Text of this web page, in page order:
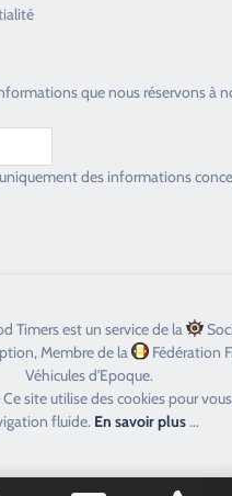
que nous réservons à
des informations
Timers est un service de la
Membre de la
Fédération
Véhicules d'Epoque.
Ce site utilise des cookies pour
fluide. En savoir plus...